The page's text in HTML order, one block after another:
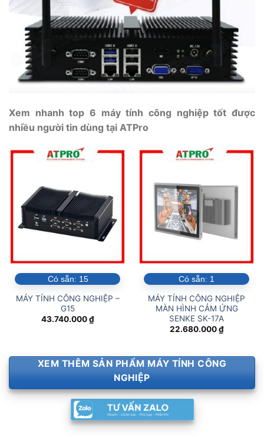
Xem nhanh top 6 máy tính công nghiệp tốt được
nhiều người tin dùng tại ATPro
Có sẵn: 15
MÁY TÍNH CÔNG NGHIỆP –
G15
43.740.000₫
Có sẵn: 1
MÁY TÍNH CÔNG NGHIỆP
MÀN HÌNH CẢM ỨNG
SENKE SK-17A
22.680.000₫
XEM THÊM SẢN PHẨM MÁY TÍNH CÔNG
NGHIỆP